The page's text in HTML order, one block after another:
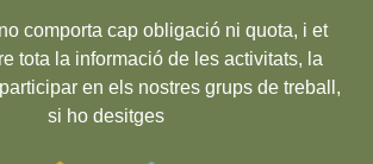
comporta cap obligació ni quota, i et
tota la informació de les activitats, la
en els nostres grups de treball,
si ho desitges